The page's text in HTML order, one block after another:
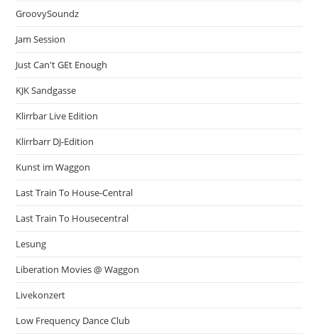
GroovySoundz
Jam Session
Just Can't GEt Enough
KJK Sandgasse
Klirrbar Live Edition
Klirrbarr DJ-Edition
Kunst im Waggon
Last Train To House-Central
Last Train To Housecentral
Lesung
Liberation Movies @ Waggon
Livekonzert
Low Frequency Dance Club